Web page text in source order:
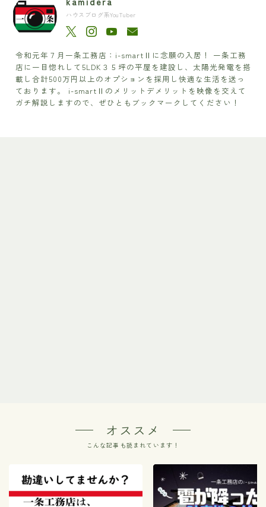
ハウスブログ系YouTuber
令和元年７月一条工務店：i-smartⅡに念願の入居！ 一条工務
店に一目惚れして5LDK３５坪の平屋を建設し、太陽光発電を搭
載し合計500万円以上のオプションを採用し快適な生活を送っ
ております。 i-smartⅡのメリットデメリットを映像を交えて
ガチ解説しますので、ぜひともブックマークしてください！
オススメ
こんな記事も読まれています！